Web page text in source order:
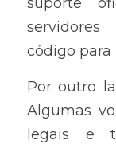
código para
Por outro
Algumas
legais e